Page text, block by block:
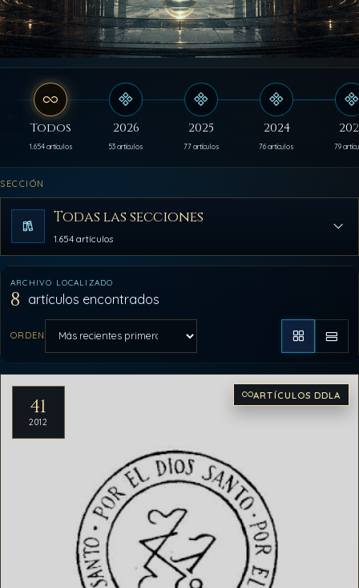
Todos
1.654 artículos
2026
53 artículos
2025
77 artículos
2024
76 artículos 79
SECCIÓN
Todas las secciones
1.654 artículos
ARCHIVO LOCALIZADO
8 artículos encontrados
ORDEN
Artículos del archivo
41
2012
ARTÍCULOS DDLA